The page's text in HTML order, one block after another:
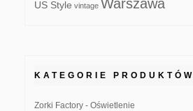
US Style vintage Warszawa
KATEGORIE PRODUKTÓW
Zorki Factory - Oświetlenie